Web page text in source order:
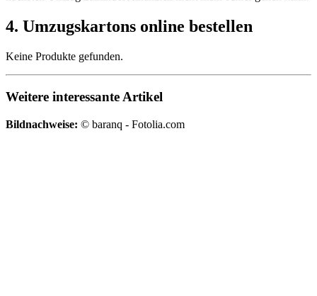
4. Umzugskartons online bestellen
Keine Produkte gefunden.
Weitere interessante Artikel
Bildnachweise: © baranq - Fotolia.com